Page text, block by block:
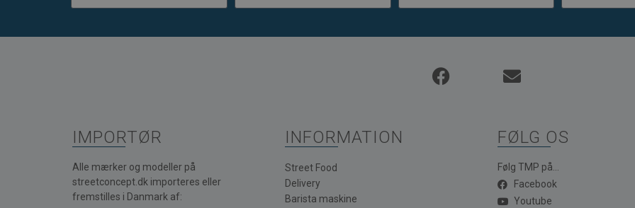
IMPORTØR
Alle mærker og modeller på
streetconcept.dk importeres eller
fremstilles i Danmark af:
INFORMATION
Street Food
Delivery
Barista maskine
FØLG OS
Følg TMP på...
Facebook
Youtube